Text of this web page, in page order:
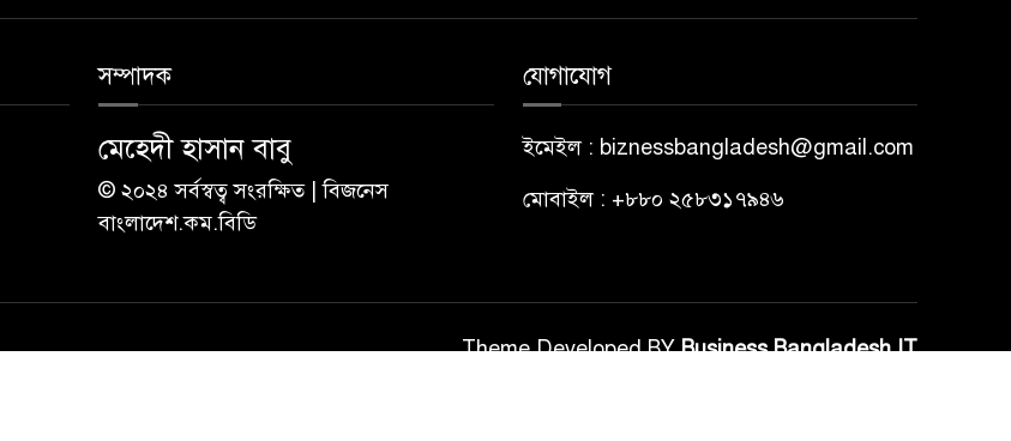
সম্পাদক
মেহেদী হাসান বাবু
© ২০২৪ সর্বস্বত্ব সংরক্ষিত | বিজনেস
বাংলাদেশ.কম.বিডি
যোগাযোগ
ইমেইল : biznessbangladesh@gmail.com
মোবাইল : +৮৮০ ২৫৮৩১৭৯৪৬
Theme Developed BYBusiness Bangladesh IT